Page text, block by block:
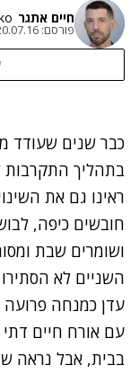
חיים אתגר
פורסם: 11:01
כבר שנים שעודד
בתהליך התקרבות
ראינו גם את
חובשים כיפה,
ושומרים שבת
השניים לא
עם אורח חיים
בבית, אבל נראה